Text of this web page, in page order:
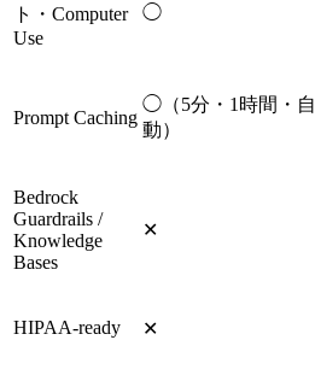
ト・Computer
Use
◯
Prompt Caching
◯（5分・1時間・自
動）
Bedrock
Guardrails /
Knowledge
Bases
✕
HIPAA-ready ✕